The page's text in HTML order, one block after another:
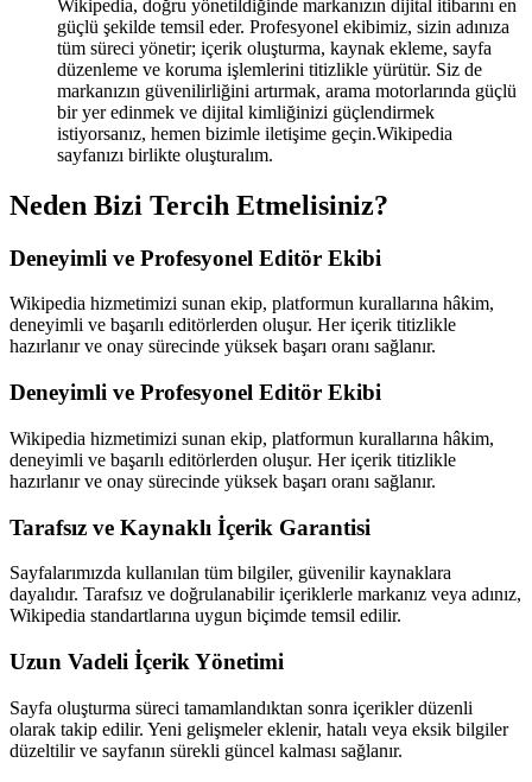
Wikipedia, doğru yönetildiğinde markanızın dijital itibarını en
güçlü şekilde temsil eder. Profesyonel ekibimiz, sizin adınıza
tüm süreci yönetir; içerik oluşturma, kaynak ekleme, sayfa
düzenleme ve koruma işlemlerini titizlikle yürütür. Siz de
markanızın güvenilirliğini artırmak, arama motorlarında güçlü
bir yer edinmek ve dijital kimliğinizi güçlendirmek
istiyorsanız, hemen bizimle iletişime geçin.Wikipedia
sayfanızı birlikte oluşturalım.
Neden Bizi Tercih Etmelisiniz?
Deneyimli ve Profesyonel Editör Ekibi
Wikipedia hizmetimizi sunan ekip, platformun kurallarına hâkim,
deneyimli ve başarılı editörlerden oluşur. Her içerik titizlikle
hazırlanır ve onay sürecinde yüksek başarı oranı sağlanır.
Deneyimli ve Profesyonel Editör Ekibi
Wikipedia hizmetimizi sunan ekip, platformun kurallarına hâkim,
deneyimli ve başarılı editörlerden oluşur. Her içerik titizlikle
hazırlanır ve onay sürecinde yüksek başarı oranı sağlanır.
Tarafsız ve Kaynaklı İçerik Garantisi
Sayfalarımızda kullanılan tüm bilgiler, güvenilir kaynaklara
dayalıdır. Tarafsız ve doğrulanabilir içeriklerle markanız veya adınız,
Wikipedia standartlarına uygun biçimde temsil edilir.
Uzun Vadeli İçerik Yönetimi
Sayfa oluşturma süreci tamamlandıktan sonra içerikler düzenli
olarak takip edilir. Yeni gelişmeler eklenir, hatalı veya eksik bilgiler
düzeltilir ve sayfanın sürekli güncel kalması sağlanır.